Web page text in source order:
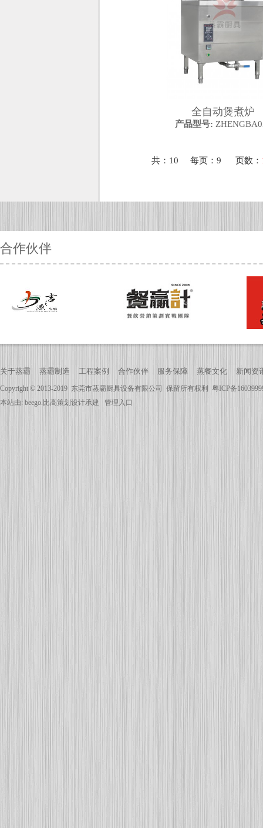
全自动煲煮炉
产品型号:
共：10 每页：9 页数：
合作伙伴
关于蒸霸 蒸霸制造 工程案例 合作伙伴 服务保障 蒸餐文化 新闻资
Copyright © 2013-2019 东莞市蒸霸厨具设备有限公司 保留所有权利 粤ICP备
本站由: beego.比高策划设计承建 管理入口